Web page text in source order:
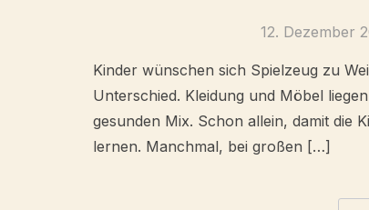
12. Dezember
Kinder wünschen sich Spielzeug zu
Unterschied. Kleidung und Möbel
gesunden Mix. Schon allein, damit die
lernen. Manchmal, bei großen […]